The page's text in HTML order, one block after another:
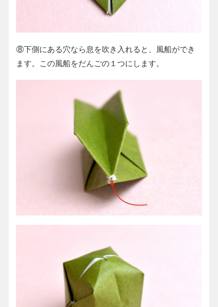
⑧下側にある穴なら息を吹き入れると、風船ができ
ます。この風船をだんごの１つにします。